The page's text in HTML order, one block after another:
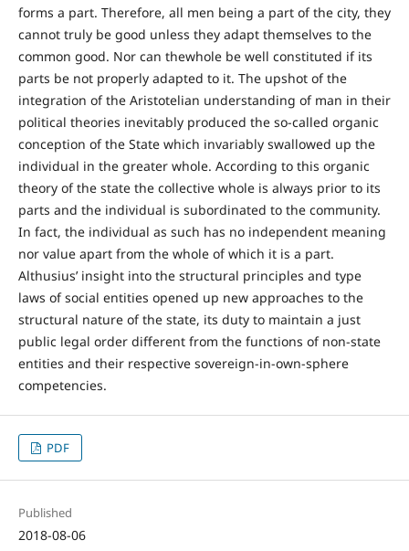
forms a part. Therefore, all men being a part of the city, they
cannot truly be good unless they adapt themselves to the
common good. Nor can thewhole be well constituted if its
parts be not properly adapted to it. The upshot of the
integration of the Aristotelian understanding of man in their
political theories inevitably produced the so-called organic
conception of the State which invariably swallowed up the
individual in the greater whole. According to this organic
theory of the state the collective whole is always prior to its
parts and the individual is subordinated to the community.
In fact, the individual as such has no independent meaning
nor value apart from the whole of which it is a part.
Althusius’ insight into the structural principles and type
laws of social entities opened up new approaches to the
structural nature of the state, its duty to maintain a just
public legal order different from the functions of non-state
entities and their respective sovereign-in-own-sphere
competencies.
PDF
Published
2018-08-06